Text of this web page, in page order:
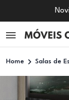
Home Salas de